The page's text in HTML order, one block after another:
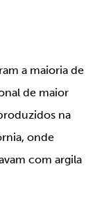
a maioria de
de maior
na
onde
com argila